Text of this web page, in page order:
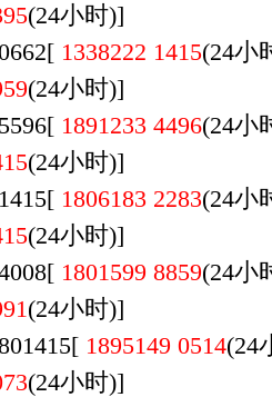
(24小时)]
1338222 1415(24
(24小时)]
1891233 4496(24
(24小时)]
1806183 2283(24
(24小时)]
1801599 8859(24
(24小时)]
1895149 0514
(24小时)]